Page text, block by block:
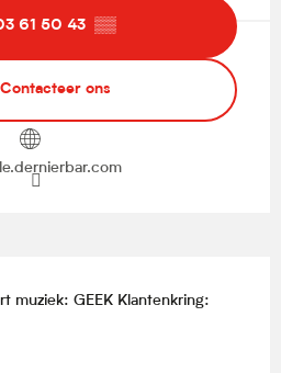
61 50 43 ▒▒
Contacteer ons
muziek: GEEK Klantenkring: